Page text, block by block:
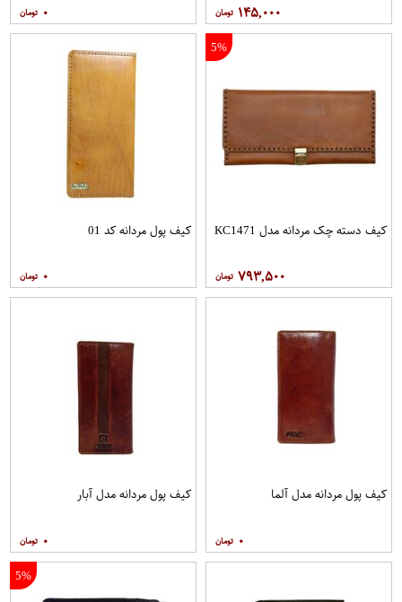
۱۴۵,۰۰۰ ۰
5%
کیف دسته چک مردانه مدل KC1471
۷۹۳,۵۰۰
کیف پول مردانه کد 01
۰
کیف پول مردانه مدل آلما
۰
کیف پول مردانه مدل آبار
۰
5%